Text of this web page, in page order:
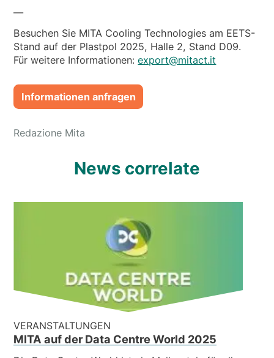
—
Besuchen Sie MITA Cooling Technologies am EETS-
Stand auf der Plastpol 2025, Halle 2, Stand D09.
Für weitere Informationen:export@mitact.it
Informationen anfragen
Redazione Mita
News correlate
VERANSTALTUNGEN
MITA auf der Data Centre World 2025